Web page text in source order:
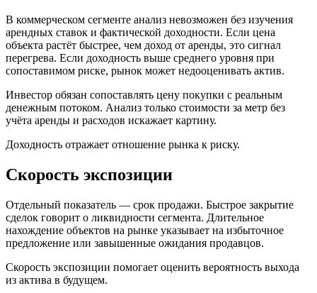
В коммерческом сегменте анализ невозможен без изучения
арендных ставок и фактической доходности. Если цена
объекта растёт быстрее, чем доход от аренды, это сигнал
перегрева. Если доходность выше среднего уровня при
сопоставимом риске, рынок может недооценивать актив.
Инвестор обязан сопоставлять цену покупки с реальным
денежным потоком. Анализ только стоимости за метр без
учёта аренды и расходов искажает картину.
Доходность отражает отношение рынка к риску.
Скорость экспозиции
Отдельный показатель — срок продажи. Быстрое закрытие
сделок говорит о ликвидности сегмента. Длительное
нахождение объектов на рынке указывает на избыточное
предложение или завышенные ожидания продавцов.
Скорость экспозиции помогает оценить вероятность выхода
из актива в будущем.